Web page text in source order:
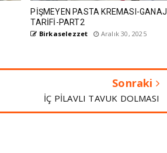
PİŞMEYEN PASTA KREMASI-GANAJ
TARİFİ-PART2
Birkaselezzet Aralık 30, 2025
Sonraki
İÇ PİLAVLI TAVUK DOLMASI